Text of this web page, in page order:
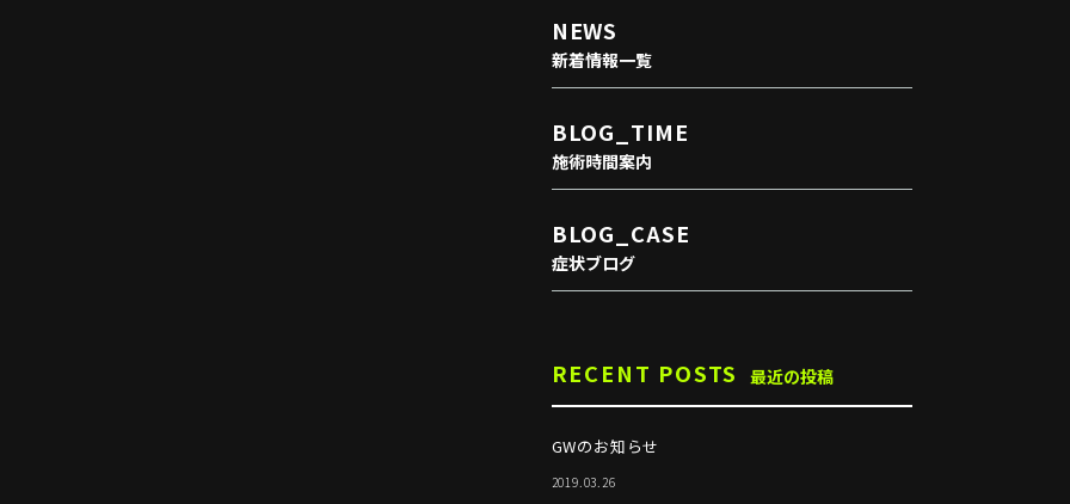
NEWS
新着情報一覧
BLOG_TIME
施術時間案内
BLOG_CASE
症状ブログ
RECENT POSTS 最近の投稿
GWのお知らせ
2019.03.26